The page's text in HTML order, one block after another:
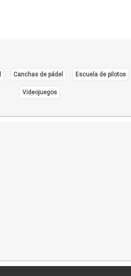
Canchas de pádel Escuela de pilotos
Videojuegos